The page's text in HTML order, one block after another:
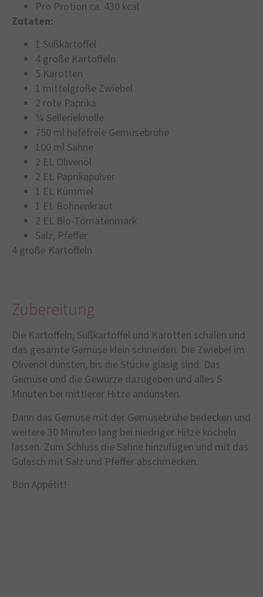
Pro Protion ca. 430 kcal
Zutaten:
1 Süßkartoffel
4 große Kartoffeln
5 Karotten
1 mittelgroße Zwiebel
2 rote Paprika
¼ Sellerieknolle
750 ml hefefreie Gemüsebrühe
100 ml Sahne
2 EL Olivenöl
2 EL Paprikapulver
1 EL Kümmel
1 EL Bohnenkraut
2 EL Bio-Tomatenmark
Salz, Pfeffer
4 große Kartoffeln
Zubereitung
Die Kartoffeln, Süßkartoffel und Karotten schälen und
das gesamte Gemüse klein schneiden. Die Zwiebel im
Olivenöl dünsten, bis die Stücke glasig sind. Das
Gemüse und die Gewürze dazugeben und alles 5
Minuten bei mittlerer Hitze andünsten.
Dann das Gemüse mit der Gemüsebrühe bedecken und
weitere 30 Minuten lang bei niedriger Hitze köcheln
lassen. Zum Schluss die Sahne hinzufügen und mit das
Gulasch mit Salz und Pfeffer abschmecken.
Bon Appétit!